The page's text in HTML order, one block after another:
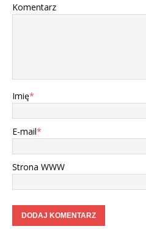
Komentarz
Imię*
E-mail*
Strona WWW